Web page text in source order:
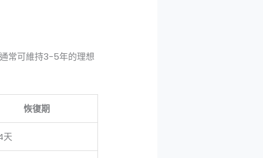
常可維持3-5年的理想
恢復期
天